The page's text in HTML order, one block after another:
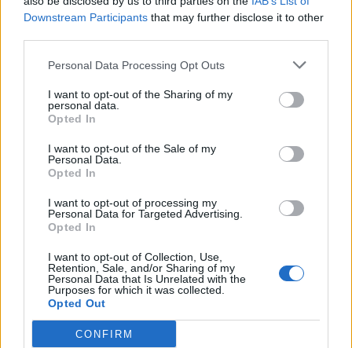
Downstream Participants that may further disclose it to other
Personal Data Processing Opt Outs
I want to opt-out of the Sharing of my
personal data.
Opted In
I want to opt-out of the Sale of my
Personal Data.
Opted In
I want to opt-out of processing my
Personal Data for Targeted Advertising.
Opted In
I want to opt-out of Collection, Use,
Retention, Sale, and/or Sharing of my
Personal Data that Is Unrelated with the
Purposes for which it was collected.
Opted Out
CONFIRM
ζωής
Ο Όλυμπος ανακηρύχθηκε Μνημείο
Παγκόσμιας Κληρονομιάς της UNESCO
26/07/2026 10:53